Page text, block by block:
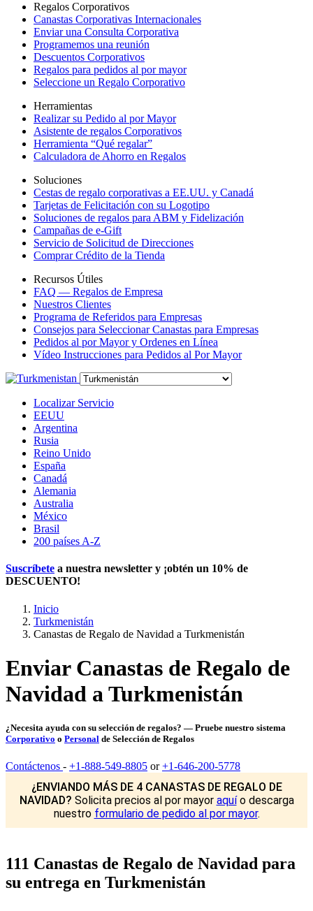
Regalos Corporativos
Canastas Corporativas Internacionales
Enviar una Consulta Corporativa
Programemos una reunión
Descuentos Corporativos
Regalos para pedidos al por mayor
Seleccione un Regalo Corporativo
Herramientas
Realizar su Pedido al por Mayor
Asistente de regalos Corporativos
Herramienta “Qué regalar”
Calculadora de Ahorro en Regalos
Soluciones
Cestas de regalo corporativas a EE.UU. y Canadá
Tarjetas de Felicitación con su Logotipo
Soluciones de regalos para ABM y Fidelización
Campañas de e-Gift
Servicio de Solicitud de Direcciones
Comprar Crédito de la Tienda
Recursos Útiles
FAQ — Regalos de Empresa
Nuestros Clientes
Programa de Referidos para Empresas
Consejos para Seleccionar Canastas para Empresas
Pedidos al por Mayor y Ordenes en Línea
Vídeo Instrucciones para Pedidos al Por Mayor
Localizar Servicio
EEUU
Argentina
Rusia
Reino Unido
España
Canadá
Alemania
Australia
México
Brasil
200 países A-Z
Suscríbete a nuestra newsletter y ¡obtén un 10% de
DESCUENTO!
Inicio
Turkmenistán
Canastas de Regalo de Navidad a Turkmenistán
Enviar Canastas de Regalo de
Navidad a Turkmenistán
¿Necesita ayuda con su selección de regalos? — Pruebe nuestro sistema
Corporativo o Personal de Selección de Regalos
Contáctenos - +1-888-549-8805 or+1-646-200-5778
¿ENVIANDO MÁS DE 4 CANASTAS DE REGALO DE
NAVIDAD? Solicita precios al por mayor aquío descarga
nuestro formulario de pedido al por mayor.
111 Canastas de Regalo de Navidad para
su entrega en Turkmenistán